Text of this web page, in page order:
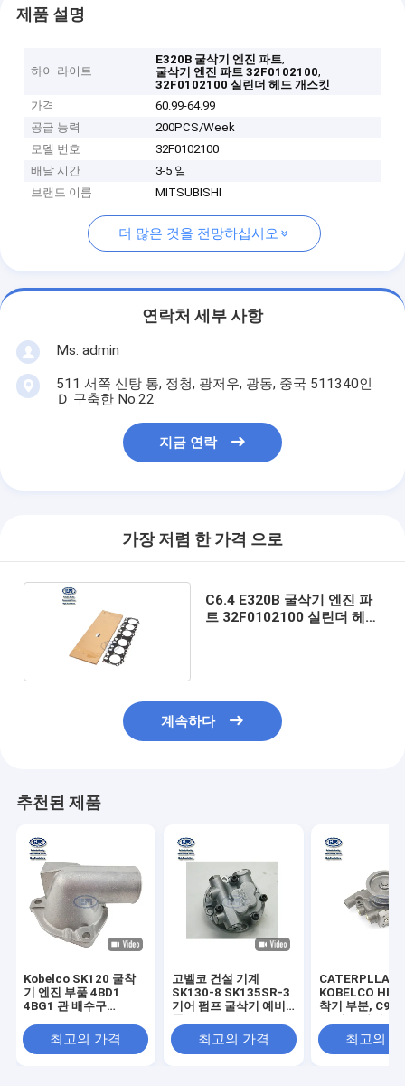
제품 설명
하이 라이트
E320B 굴삭기 엔진 파트,
굴삭기 엔진 파트 32F0102100,
32F0102100 실린더 헤드 개스킷
가격
60.99-64.99
공급 능력
200PCS/Week
모델 번호
32F0102100
배달 시간
3-5 일
브랜드 이름
MITSUBISHI
더 많은 것을 전망하십시오
연락처 세부 사항
Ms. admin
511 서쪽 신탕 통, 정청, 광저우, 광동, 중국 511340인
Ｄ 구축한 No.22
지금 연락
가장 저렴 한 가격 으로
C6.4 E320B 굴삭기 엔진 파
트 32F0102100 실린더 헤드
계속하다
추천된 제품
Kobelco SK120 굴착
기 엔진 부품 4BD1
4BG1 관 배수구
VI5137130481 5-
13713048-1 513713-
최고의 가격
고벨코 건설 기계
SK130-8 SK135SR-3
기어 펌프 굴삭기 예비
품
최고의 가격
CATERPLLAR
KOBELCO
착기 부분, C9
최고의